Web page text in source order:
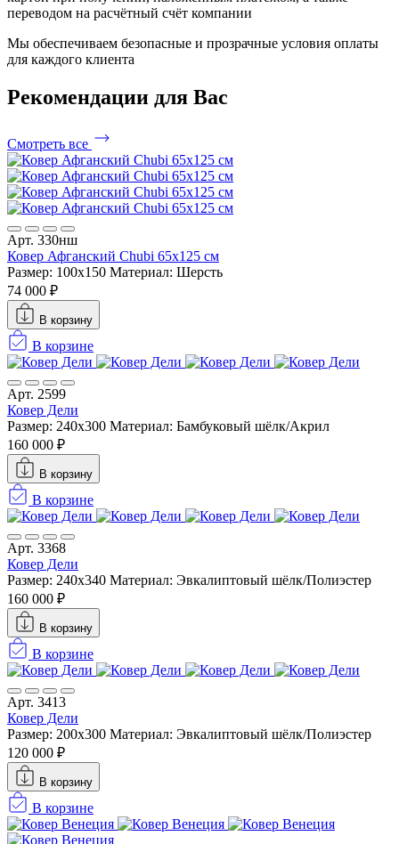
переводом на расчётный счёт компании
Мы обеспечиваем безопасные и прозрачные условия оплаты
для каждого клиента
Рекомендации для Вас
Смотреть все
Арт. 330нш
Ковер Афганский Chubi 65x125 см
Размер: 100x150 Материал: Шерсть
74 000 ₽
В корзину
В корзине
Арт. 2599
Ковер Дели
Размер: 240х300 Материал: Бамбуковый шёлк/Акрил
160 000 ₽
В корзину
В корзине
Арт. 3368
Ковер Дели
Размер: 240x340 Материал: Эвкалиптовый шёлк/Полиэстер
160 000 ₽
В корзину
В корзине
Арт. 3413
Ковер Дели
Размер: 200х300 Материал: Эвкалиптовый шёлк/Полиэстер
120 000 ₽
В корзину
В корзине